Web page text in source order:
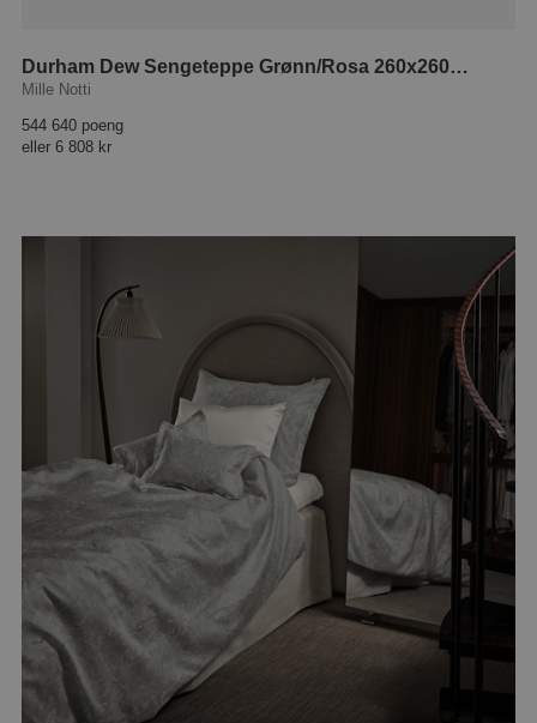
Durham Dew Sengeteppe Grønn/Rosa 260x260 cm
Mille Notti
544 640 poeng
eller 6 808 kr